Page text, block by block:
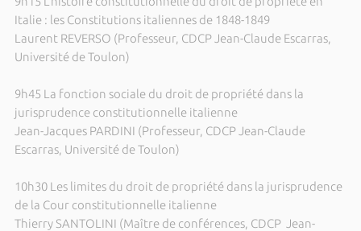
Italie : les Constitutions italiennes de 1848-1849
Laurent REVERSO (Professeur, CDCP Jean-Claude Escarras,
Université de Toulon)
9h45 La fonction sociale du droit de propriété dans la
jurisprudence constitutionnelle italienne
Jean-Jacques PARDINI (Professeur, CDCP Jean-Claude
Escarras, Université de Toulon)
10h30 Les limites du droit de propriété dans la jurisprudence
de la Cour constitutionnelle italienne
Thierry SANTOLINI (Maître de conférences, CDCP Jean-